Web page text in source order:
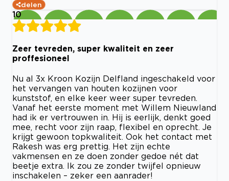
delen
10
Zeer tevreden, super kwaliteit en zeer
proffesioneel
Nu al 3x Kroon Kozijn Delfland ingeschakeld voor
het vervangen van houten kozijnen voor
kunststof, en elke keer weer super tevreden.
Vanaf het eerste moment met Willem Nieuwland
had ik er vertrouwen in. Hij is eerlijk, denkt goed
mee, recht voor zijn raap, flexibel en oprecht. Je
krijgt gewoon topkwaliteit. Ook het contact met
Rakesh was erg prettig. Het zijn echte
vakmensen en ze doen zonder gedoe nét dat
beetje extra. Ik zou ze zonder twijfel opnieuw
inschakelen – zeker een aanrader!